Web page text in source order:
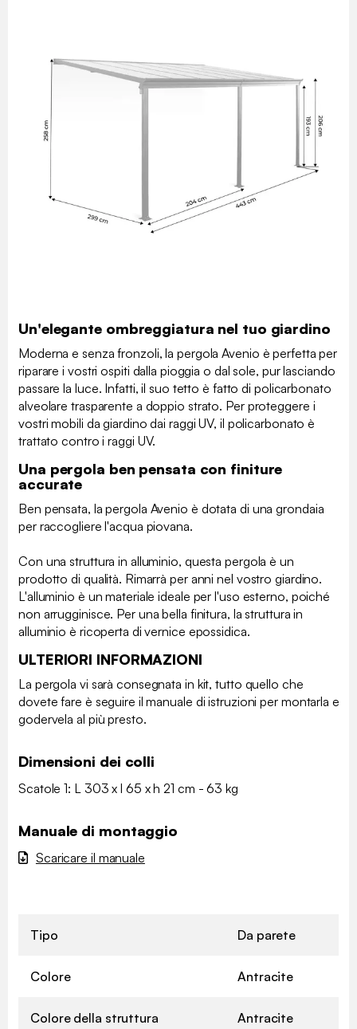
Un'elegante ombreggiatura nel tuo giardino
Moderna e senza fronzoli, la pergola Avenio è perfetta per
riparare i vostri ospiti dalla pioggia o dal sole, pur lasciando
passare la luce. Infatti, il suo tetto è fatto di policarbonato
alveolare trasparente a doppio strato. Per proteggere i
vostri mobili da giardino dai raggi UV, il policarbonato è
trattato contro i raggi UV.
Una pergola ben pensata con finiture
accurate
Ben pensata, la pergola Avenio è dotata di una grondaia
per raccogliere l'acqua piovana.
Con una struttura in alluminio, questa pergola è un
prodotto di qualità. Rimarrà per anni nel vostro giardino.
L'alluminio è un materiale ideale per l'uso esterno, poiché
non arrugginisce. Per una bella finitura, la struttura in
alluminio è ricoperta di vernice epossidica.
ULTERIORI INFORMAZIONI
La pergola vi sarà consegnata in kit, tutto quello che
dovete fare è seguire il manuale di istruzioni per montarla e
godervela al più presto.
Dimensioni dei colli
Scatole 1: L 303 x l 65 x h 21 cm - 63 kg
Manuale di montaggio
Scaricare il manuale
Tipo Da parete
Colore Antracite
Colore della struttura Antracite